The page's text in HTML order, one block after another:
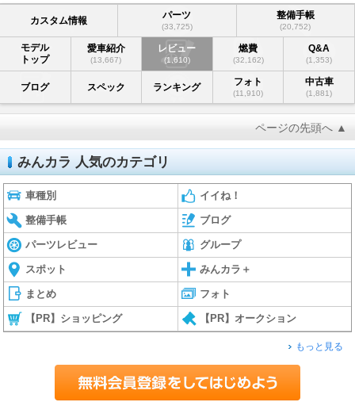
カスタム情報 パーツ
(33,725)
整備手帳
(20,752)
モデル
トップ
愛車紹介
(13,667)
レビュー
(1,610)
燃費
(32,162)
Q&A
(1,353)
ブログ スペック ランキング フォト
(11,910)
中古車
(1,881)
ページの先頭へ ▲
みんカラ 人気のカテゴリ
車種別 イイね！
整備手帳 ブログ
パーツレビュー グループ
スポット みんカラ＋
まとめ フォト
【PR】ショッピング 【PR】オークション
もっと見る